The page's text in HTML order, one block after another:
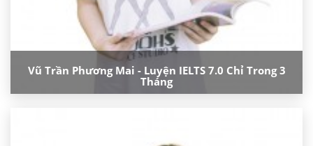
Vũ Trần Phương Mai - Luyện IELTS 7.0 Chỉ Trong 3
Tháng